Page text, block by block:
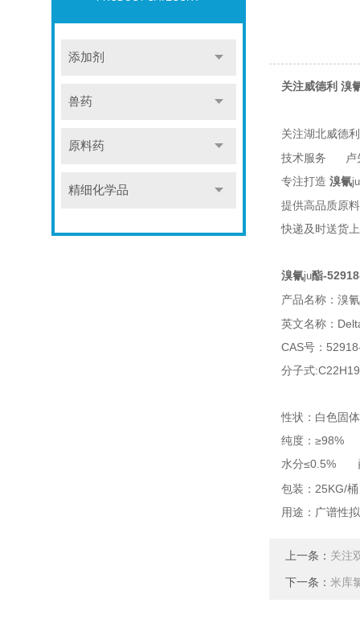
添加剂
兽药
原料药
精细化学品
关注威德利 溴
关注湖北威德
技术服务 卢
专注打造 溴氰ju
提供高品质原
快递及时送货
溴氰ju酯-
产品名称：溴氰
英文名称：
CAS号：
分子式
性状：白色固
纯度：≥98%
水分≤0.5%
包装：25KG/桶
用途：广谱性
上一条： 关注
下一条： 米库